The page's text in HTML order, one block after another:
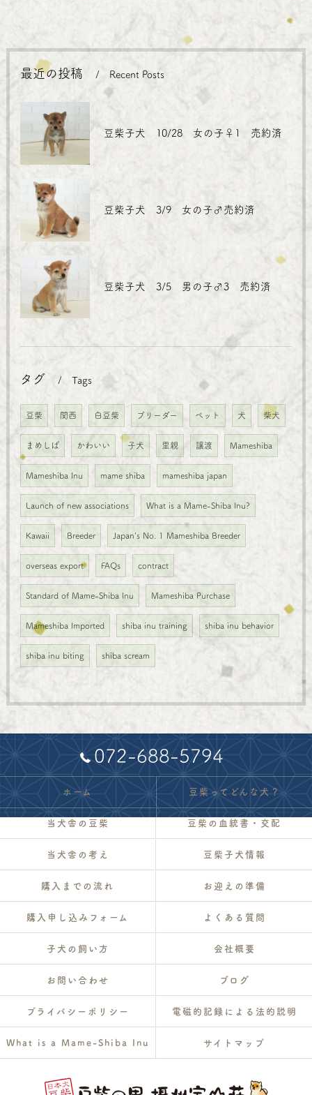
最近の投稿 Recent Posts
豆柴子犬 10/28 女の子♀1 売約済
豆柴子犬 3/9 女の子♂売約済
豆柴子犬 3/5 男の子♂3 売約済
タグ Tags
豆柴 関西 白豆柴 ブリーダー ペット 犬 柴犬
まめしば かわいい 子犬 里親 譲渡 Mameshiba
Mameshiba Inu mame shiba mameshiba japan
Launch of new associations What is a Mame-Shiba Inu?
Kawaii Breeder Japan's No. 1 Mameshiba Breeder
overseas export FAQs contract
Standard of Mame-Shiba Inu Mameshiba Purchase
Mameshiba Imported shiba inu training shiba inu behavior
shiba inu biting shiba scream
072-688-5794
ホーム 豆柴ってどんな犬？
当犬舎の豆柴 豆柴の血統書・交配
当犬舎の考え 豆柴子犬情報
購入までの流れ お迎えの準備
購入申し込みフォーム よくある質問
子犬の飼い方 会社概要
お問い合わせ ブログ
プライバシーポリシー 電磁的記録による法的説明
What is a Mame-Shiba Inu サイトマップ